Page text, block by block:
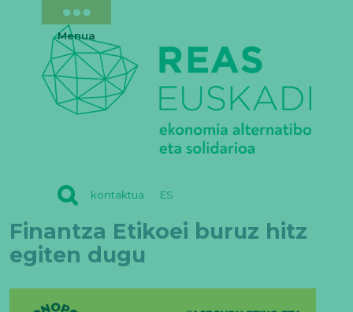
kontaktua ES
Menua
Finantza Etikoei buruz hitz
egiten dugu